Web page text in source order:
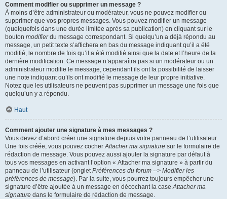
Comment modifier ou supprimer un message ?
À moins d’être administrateur ou modérateur, vous ne pouvez modifier ou
supprimer que vos propres messages. Vous pouvez modifier un message
(quelquefois dans une durée limitée après sa publication) en cliquant sur le
bouton modifierdu message correspondant. Si quelqu’un a déjà répondu au
message, un petit texte s’affichera en bas du message indiquant qu’il a été
modifié, le nombre de fois qu’il a été modifié ainsi que la date et l’heure de la
dernière modification. Ce message n’apparaîtra pas si un modérateur ou un
administrateur modifie le message, cependant ils ont la possibilité de laisser
une note indiquant qu’ils ont modifié le message de leur propre initiative.
Notez que les utilisateurs ne peuvent pas supprimer un message une fois que
quelqu’un y a répondu.
Haut
Comment ajouter une signature à mes messages ?
Vous devez d’abord créer une signature depuis votre panneau de l’utilisateur.
Une fois créée, vous pouvez cocherAttacher ma signature sur le formulaire de
rédaction de message. Vous pouvez aussi ajouter la signature par défaut à
tous vos messages en activant l’option « Attacher ma signature » à partir du
panneau de l’utilisateur (ongletPréférences du forum --> Modifier les
préférences de message). Par la suite, vous pourrez toujours empêcher une
signature d’être ajoutée à un message en décochant la caseAttacher ma
signature dans le formulaire de rédaction de message.